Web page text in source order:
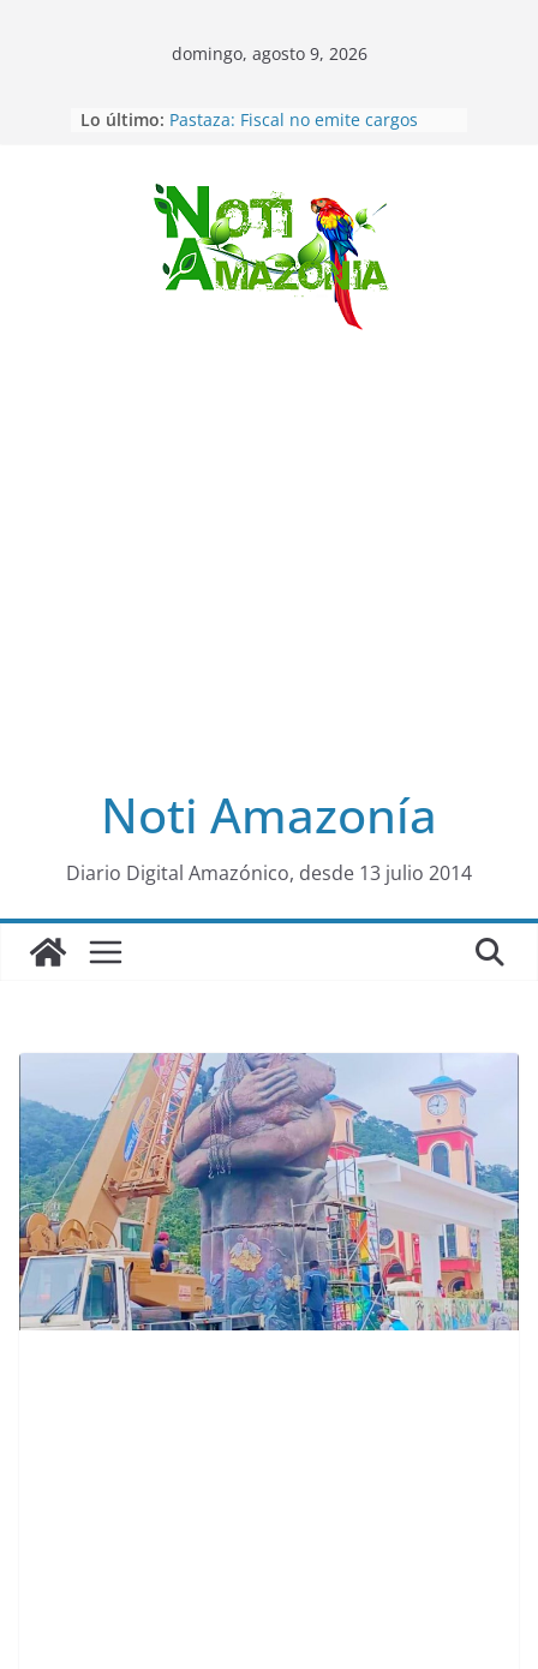
Saltar
al
domingo, agosto 9, 2026
Lo último: Pastaza: Fiscal no emite cargos
con una menor de10 años en
frontera sur
Napo: presunto sicariato en cantón
Archidona
Ecuador: dos jóvenes de 22 años
desaparecidos fueron encontrados
muertos en Puerto lopez
Noti Amazonía
Diario Digital Amazónico, desde 13 julio 2014